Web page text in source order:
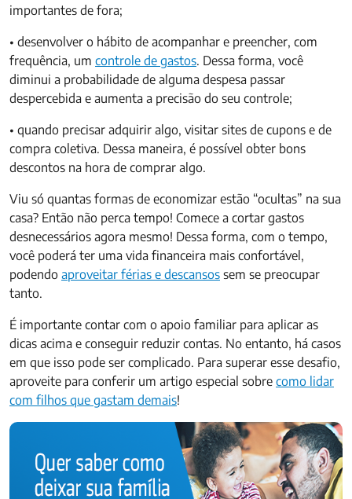
importantes de fora;
• desenvolver o hábito de acompanhar e preencher, com
frequência, um controle de gastos. Dessa forma, você
diminui a probabilidade de alguma despesa passar
despercebida e aumenta a precisão do seu controle;
• quando precisar adquirir algo, visitar sites de cupons e de
compra coletiva. Dessa maneira, é possível obter bons
descontos na hora de comprar algo.
Viu só quantas formas de economizar estão “ocultas” na sua
casa? Então não perca tempo! Comece a cortar gastos
desnecessários agora mesmo! Dessa forma, com o tempo,
você poderá ter uma vida financeira mais confortável,
podendo aproveitar férias e descansos sem se preocupar
tanto.
É importante contar com o apoio familiar para aplicar as
dicas acima e conseguir reduzir contas. No entanto, há casos
em que isso pode ser complicado. Para superar esse desafio,
aproveite para conferir um artigo especial sobre como lidar
com filhos que gastam demais!